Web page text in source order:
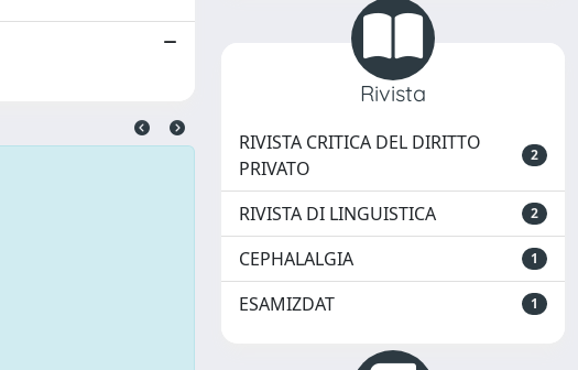
Rivista
RIVISTA CRITICA DEL DIRITTO
PRIVATO
2
RIVISTA DI LINGUISTICA 2
CEPHALALGIA 1
ESAMIZDAT 1